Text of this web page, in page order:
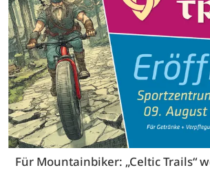
Für Mountainbiker: „Celtic Trails“